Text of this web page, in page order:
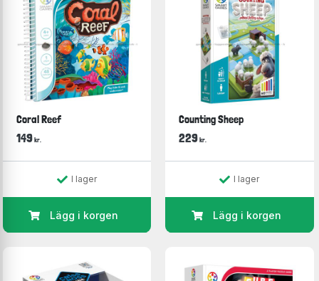
Coral Reef
149 kr.
I lager
Lägg i korgen
Counting Sheep
229kr.
I lager
Lägg i korgen